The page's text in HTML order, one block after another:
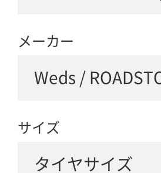
メーカー
Weds /
サイズ
タイヤサイズ